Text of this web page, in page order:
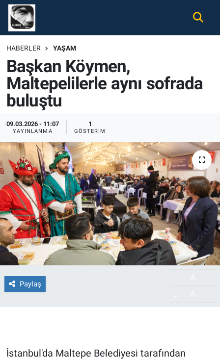
HABERLER YAŞAM
Başkan Köymen,
Maltepelilerle aynı sofrada
buluştu
09.03.2026 - 11:07
YAYINLANMA
1
GÖSTERIM
Paylaş
İstanbul'da Maltepe Belediyesi tarafından
Gündem
Ekonomi
Spor
Magazin
Tüm Haberler
İletişim
Künye
Nöbetçi Eczaneler
Hava Durumu
Namaz Vakitleri
Trafik Durumu
Süper Lig Puan Durumu ve Fikstür
Tüm Manşetler
Son Dakika Haberleri
Haber Arşivi